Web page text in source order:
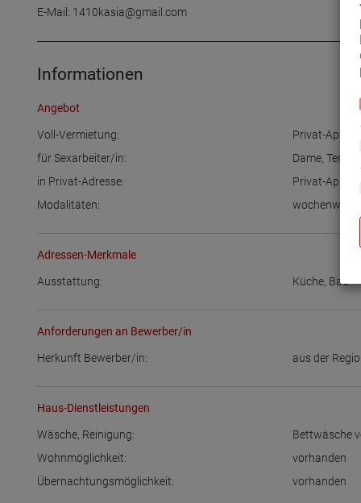
E-Mail: 1410kasia@gmail.com
Informationen
Angebot
Voll-Vermietung:
Privat-
für Sexarbeiter/in:
Dame,
in Privat-Adresse:
Privat-
Modalitäten:
wochenweise
Adressen-Merkmale
Ausstattung: Küche, Bad
Anforderungen an Bewerber/in
Herkunft Bewerber/in: aus der
Haus-Dienstleistungen
Wäsche, Reinigung: Bettwäsche
Wohnmöglichkeit:
vorhanden
Übernachtungsmöglichkeit:
vorhanden